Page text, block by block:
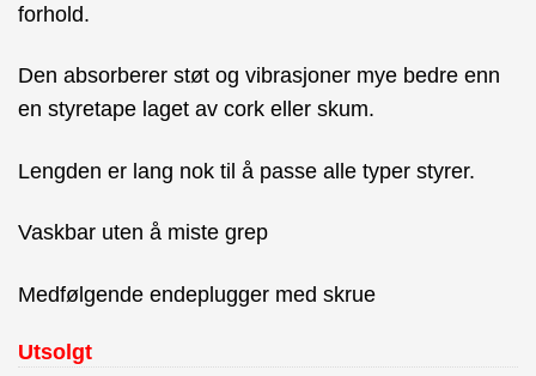
forhold.
Den absorberer støt og vibrasjoner mye bedre enn
en styretape laget av cork eller skum.
Lengden er lang nok til å passe alle typer styrer.
Vaskbar uten å miste grep
Medfølgende endeplugger med skrue
Utsolgt